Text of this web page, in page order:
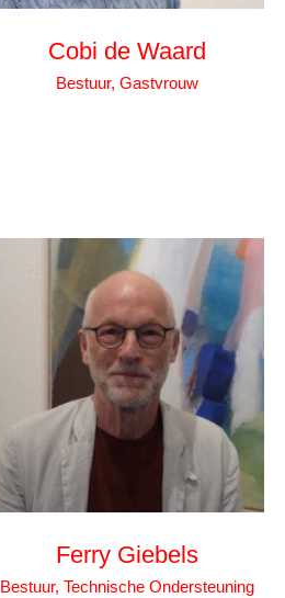
Cobi de Waard
Bestuur, Gastvrouw
Ferry Giebels
Bestuur, Technische Ondersteuning